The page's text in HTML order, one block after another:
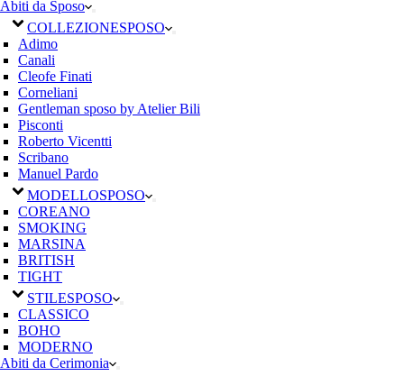
Abiti da Sposo
COLLEZIONESPOSO
Adimo
Canali
Cleofe Finati
Corneliani
Gentleman sposo by Atelier Bili
Pisconti
Roberto Vicentti
Scribano
Manuel Pardo
MODELLOSPOSO
COREANO
SMOKING
MARSINA
BRITISH
TIGHT
STILESPOSO
CLASSICO
BOHO
MODERNO
Abiti da Cerimonia